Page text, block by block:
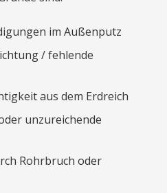
im Außenputz
/ fehlende
aus dem Erdreich
unzureichende
Rohrbruch oder